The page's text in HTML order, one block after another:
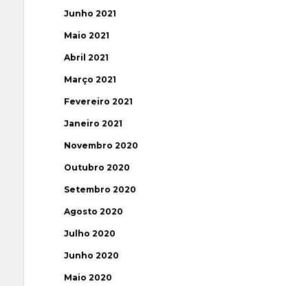
Junho 2021
Maio 2021
Abril 2021
Março 2021
Fevereiro 2021
Janeiro 2021
Novembro 2020
Outubro 2020
Setembro 2020
Agosto 2020
Julho 2020
Junho 2020
Maio 2020